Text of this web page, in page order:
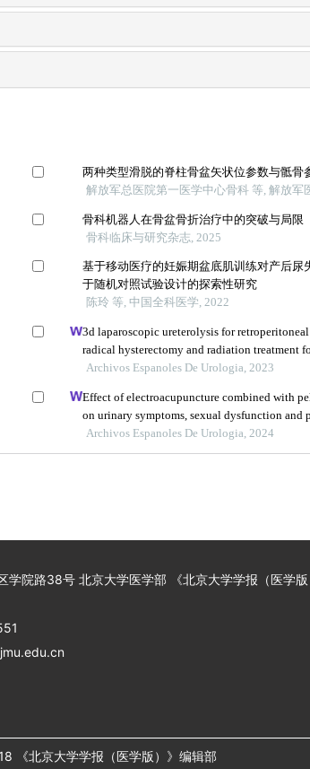
两种类型滑脱的脊柱骨盆矢状位参数与骶骨
解放军总医院第一医学中心骨科 等, 解放军
骨科机器人在骨盆骨折治疗中的突破与局限
骨科临床与研究杂志, 2025
基于移动医疗的妊娠期盆底肌训练对产后尿
于随机对照试验设计的探索性研究
陈玲 等, 中国全科医学, 2022
3d laparoscopic ureterolysis for
radical hysterectomy and radiation treatment
from the oncological institute, cluj napoca
Archivos Espanoles De Urologia, 2023
Effect of electroacupuncture combined with
on urinary symptoms, sexual dysfunction and
strength in female patients with overactive
Archivos Espanoles De Urologia, 2024
学院路38号 北京大学医学部 《北京大学学报（医学版
《北京大学学报（医学版）》编辑部